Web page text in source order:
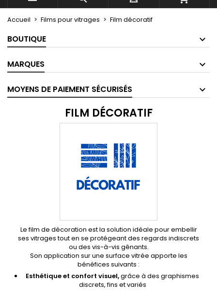
Accueil Films pour vitrages Film décoratif
BOUTIQUE
MARQUES
MOYENS DE PAIEMENT SÉCURISÉS
FILM DÉCORATIF
Le film de décoration est la solution idéale pour embellir
ses vitrages tout en se protégeant des regards indiscrets
ou des vis-à-vis gênants.
Son application sur une surface vitrée apporte les
bénéfices suivants :
Esthétique et confort visuel,grâce à des graphismes
discrets, fins et variés